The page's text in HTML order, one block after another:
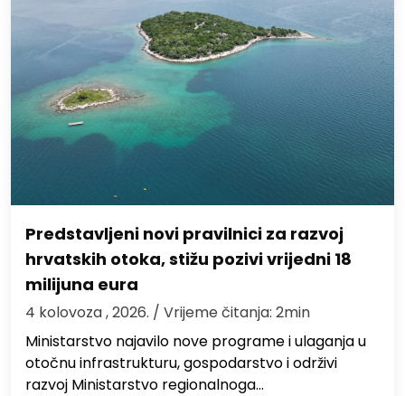
Predstavljeni novi pravilnici za razvoj
hrvatskih otoka, stižu pozivi vrijedni 18
milijuna eura
4 kolovoza , 2026. / Vrijeme čitanja: 2min
Ministarstvo najavilo nove programe i ulaganja u
otočnu infrastrukturu, gospodarstvo i održivi
razvoj Ministarstvo regionalnoga…